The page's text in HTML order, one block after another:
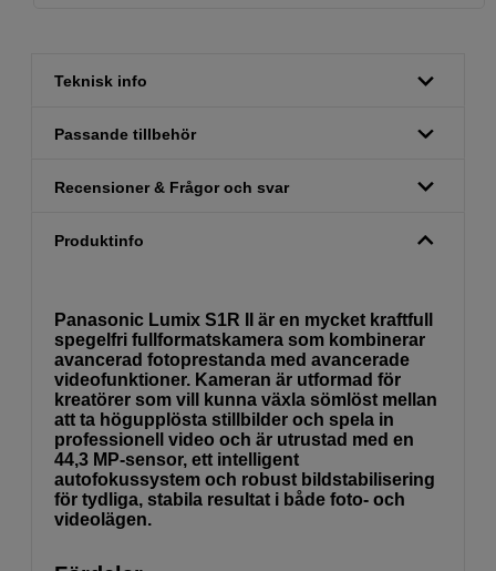
Teknisk info
Passande tillbehör
Recensioner & Frågor och svar
Produktinfo
Panasonic Lumix S1R II är en mycket kraftfull
spegelfri fullformatskamera som kombinerar
avancerad fotoprestanda med avancerade
videofunktioner. Kameran är utformad för
kreatörer som vill kunna växla sömlöst mellan
att ta högupplösta stillbilder och spela in
professionell video och är utrustad med en
44,3 MP-sensor, ett intelligent
autofokussystem och robust bildstabilisering
för tydliga, stabila resultat i både foto- och
videolägen.